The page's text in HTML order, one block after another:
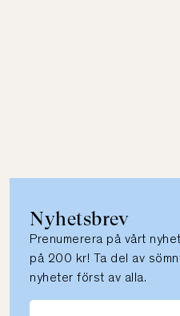
Nyhetsbrev
Prenumerera på vårt
på 200 kr! Ta del av
nyheter först av alla.